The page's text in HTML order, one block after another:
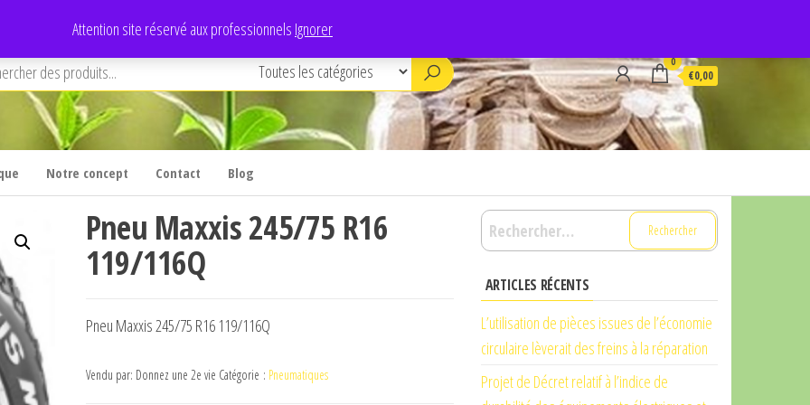
Attention site réservé aux professionnels Ignorer
0
€0,00
Notre concept Contact Blog
Pneu Maxxis 245/75 R16
119/116Q
Pneu Maxxis 245/75 R16 119/116Q
Vendu par: Donnez une 2e vie Catégorie : Pneumatiques
Rechercher :
ARTICLES RÉCENTS
L’utilisation de pièces issues de l’économie
circulaire lèverait des freins à la réparation
Projet de Décret relatif à l’indice de